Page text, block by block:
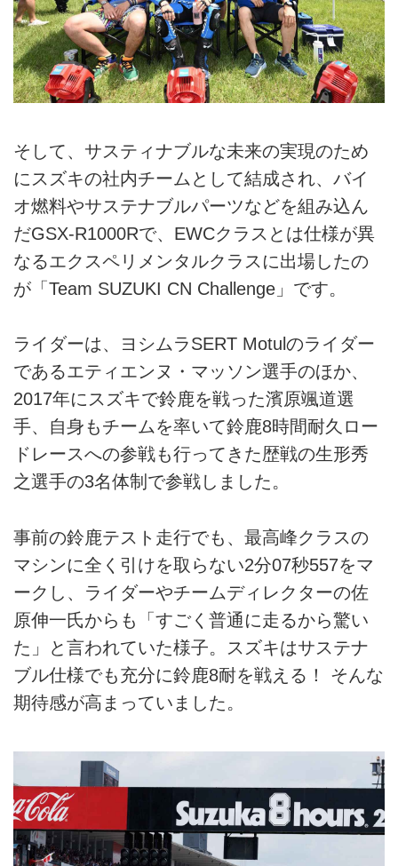
そして、サスティナブルな未来の実現のため
にスズキの社内チームとして結成され、バイ
オ燃料やサステナブルパーツなどを組み込ん
だGSX-R1000Rで、EWCクラスとは仕様が異
なるエクスペリメンタルクラスに出場したの
が「Team SUZUKI CN Challenge」です。
ライダーは、ヨシムラSERT Motulのライダー
であるエティエンヌ・マッソン選手のほか、
2017年にスズキで鈴鹿を戦った濱原颯道選
手、自身もチームを率いて鈴鹿8時間耐久ロー
ドレースへの参戦も行ってきた歴戦の生形秀
之選手の3名体制で参戦しました。
事前の鈴鹿テスト走行でも、最高峰クラスの
マシンに全く引けを取らない2分07秒557をマ
ークし、ライダーやチームディレクターの佐
原伸一氏からも「すごく普通に走るから驚い
た」と言われていた様子。スズキはサステナ
ブル仕様でも充分に鈴鹿8耐を戦える！ そんな
期待感が高まっていました。